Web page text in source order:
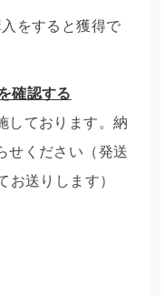
入をすると獲得で
確認する
しております。納
せください（発送
お送りします）